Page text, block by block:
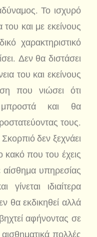
Το ισχυρό
του και με εκείνους
χαρακτηριστικό
Δεν θα διστάσει
του και εκείνους
που νιώσει ότι
και θα
τους.
δεν ξεχνάει
κακό που του έχεις
αίσθημα υπηρεσίας
ιδιαίτερα
θα εκδικηθεί αλλά
αφήνοντας σε
πολλές